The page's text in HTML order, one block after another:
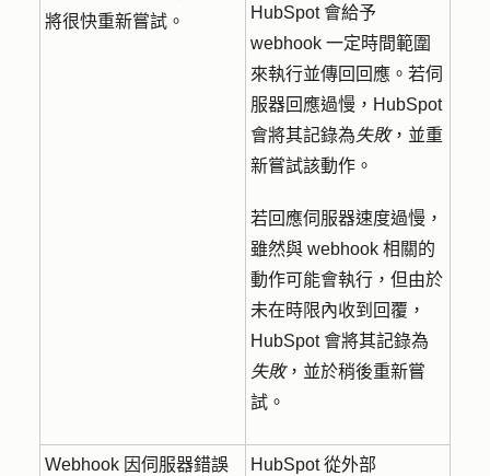
將很快重新嘗試。
HubSpot 會給予
webhook 一定時間範圍
來執行並傳回回應。若伺
服器回應過慢，HubSpot
會將其記錄為失敗，並重
新嘗試該動作。
若回應伺服器速度過慢，
雖然與 webhook 相關的
動作可能會執行，但由於
未在時限內收到回覆，
HubSpot 會將其記錄為
失敗，並於稍後重新嘗
試。
Webhook 因伺服器錯誤
HubSpot 從外部